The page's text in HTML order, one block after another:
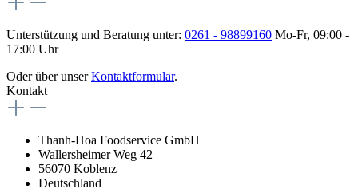
Unterstützung und Beratung unter: 0261 - 98899160 Mo-Fr, 09:00 -
17:00 Uhr
Oder über unserKontaktformular.
Kontakt
Thanh-Hoa Foodservice GmbH
Wallersheimer Weg 42
56070 Koblenz
Deutschland